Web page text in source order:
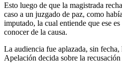
Esto luego de que la magistrada
caso a un juzgado de paz, como
imputado, la cual entiende que ese
conocer de la causa.
La audiencia fue aplazada, sin fecha,
Apelación decida sobre la